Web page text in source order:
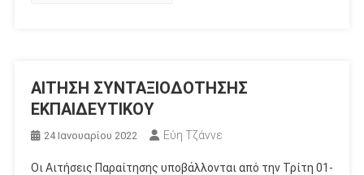
ΑΙΤΗΣΗ ΣΥΝΤΑΞΙΟΔΟΤΗΣΗΣ
ΕΚΠΑΙΔΕΥΤΙΚΟΥ
24 Ιανουαρίου 2022 Εύη Τζάννε
Οι Αιτήσεις Παραίτησης υποβάλλονται από την Τρίτη 01-